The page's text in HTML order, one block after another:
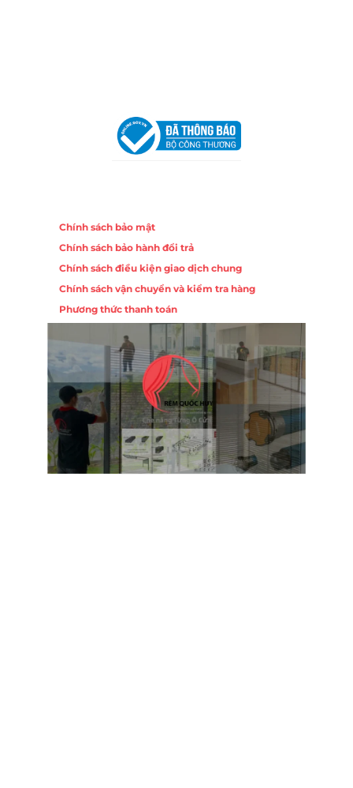
Chính sách bảo mật
Chính sách bảo hành đổi trả
Chính sách điều kiện giao dịch chung
Chính sách vận chuyển và kiểm tra hàng
Phương thức thanh toán